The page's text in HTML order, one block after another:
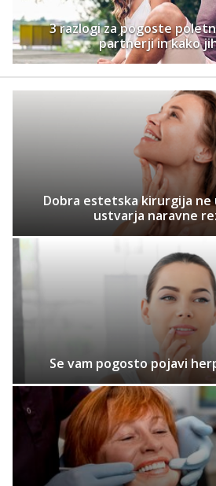
3 razlogi za pogoste
partnerji in kako
Dobra estetska kirurgija
ustvarja naravne
Se vam pogosto pojavi